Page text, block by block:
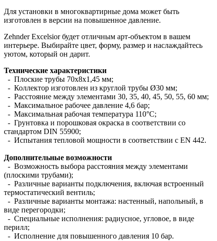
Для установки в многоквартирные дома может быть
изготовлен в версии на повышенное давление.
Zehnder Excelsior будет отличным арт-объектом в вашем
интерьере. Выбирайте цвет, форму, размер и наслаждайтесь
уютом, который он дарит.
Технические характеристики
- Плоские трубы 70х8х1,45 мм;
- Коллектор изготовлен из круглой трубы Ø30 мм;
- Расстояние между элементами 30, 35, 40, 45, 50, 55, 60 мм;
- Максимальное рабочее давление 4,6 бар;
- Максимальная рабочая температура 110°С;
- Грунтовка и порошковая окраска в соответствии со
стандартом DIN 55900;
- Испытания тепловой мощности в соответствии с EN 442.
Дополнительные возможности
- Возможность выбора расстояния между элементами
(плоскими трубами);
- Различные варианты подключения, включая встроенный
термостатический вентиль;
- Различные варианты монтажа: настенный, напольный, в
виде перегородки;
- Специальные исполнения: радиусное, угловое, в виде
перилл;
- Исполнение для повышенного давления 10 бар.